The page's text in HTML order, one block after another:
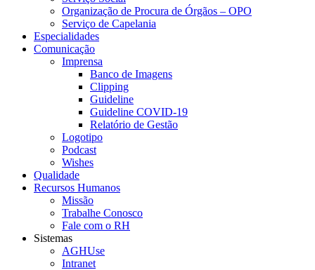
Organização de Procura de Órgãos – OPO
Serviço de Capelania
Especialidades
Comunicação
Imprensa
Banco de Imagens
Clipping
Guideline
Guideline COVID-19
Relatório de Gestão
Logotipo
Podcast
Wishes
Qualidade
Recursos Humanos
Missão
Trabalhe Conosco
Fale com o RH
Sistemas
AGHUse
Intranet